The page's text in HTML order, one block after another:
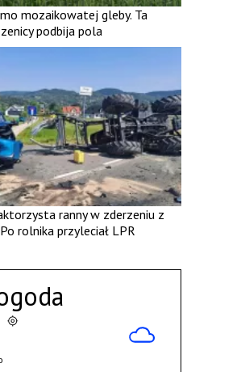
mozaikowatej gleby. Ta
podbija pola
ranny w zderzeniu z
rolnika przyleciał LPR